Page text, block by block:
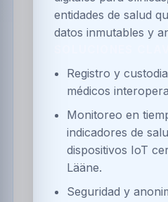
entidades de salud
datos inmutables y
Registro y
médicos
Monitoreo en
indicadores de
dispositivos IoT
Lääne.
Seguridad y